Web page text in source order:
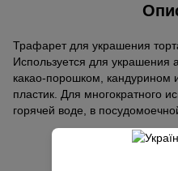
Трафарет для украшения
Используется для украшения
какао-порошком,
пластик. Для многократного
горячей воде, в